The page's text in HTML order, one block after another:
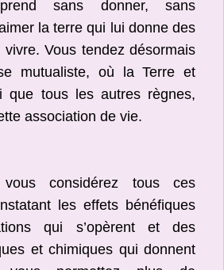
sans donner, sans
la terre qui lui donne des
vivre. Vous tendez désormais
mutualiste, où la Terre et
que tous les autres règnes,
association de vie.
considérez tous ces
les effets bénéfiques
qui s’opèrent et des
et chimiques qui donnent